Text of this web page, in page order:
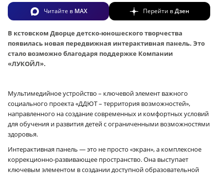
Читайте в MAX Перейти вДзен
В кстовском Дворце детско-юношеского творчества
появилась новая передвижная интерактивная панель. Это
стало возможно благодаря поддержке Компании
«ЛУКОЙЛ».
Мультимедийное устройство – ключевой элемент важного
социального проекта «ДДЮТ – территория возможностей»,
направленного на создание современных и комфортных условий
для обучения и развития детей с ограниченными возможностями
здоровья.
Интерактивная панель — это не просто «экран», а комплексное
коррекционно-развивающее пространство. Она выступает
ключевым элементом в создании доступной образовательной